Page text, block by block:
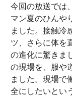
今回の放送では
マン夏のひんや
ました。接触冷
ツ、さらに体を
の進化に驚きま
の現場を、服や
ました。現場で
全にしたいとい